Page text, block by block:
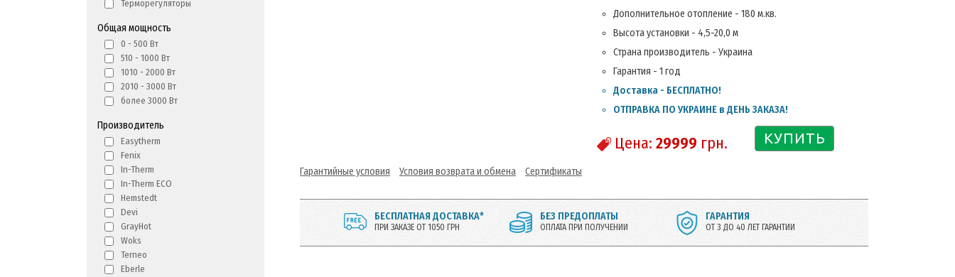
Терморегуляторы
Общая мощность
0 - 500 Вт
510 - 1000 Вт
1010 - 2000 Вт
2010 - 3000 Вт
более 3000 Вт
Производитель
Easytherm
Fenix
In-Therm
In-Therm ECO
Hemstedt
Devi
GrayHot
Woks
Terneo
Eberle
Дополнительное отопление - 180 м.кв.
Высота установки - 4,5-20,0 м
Страна производитель - Украина
Гарантия - 1 год
Доставка - БЕСПЛАТНО!
ОТПРАВКА ПО УКРАИНЕ в ДЕНЬ ЗАКАЗА!
Цена: 29999 грн. КУПИТЬ
Гарантийные условия Условия возврата и обмена Сертификаты
БЕСПЛАТНАЯ ДОСТАВКА*
ПРИ ЗАКАЗЕ ОТ 1050 ГРН
БЕЗ ПРЕДОПЛАТЫ
ОПЛАТА ПРИ ПОЛУЧЕНИИ
ГАРАНТИЯ
ОТ 3 ДО 40 ЛЕТ ГАРАНТИИ